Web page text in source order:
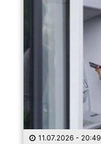
11.07.2026 - 20:49